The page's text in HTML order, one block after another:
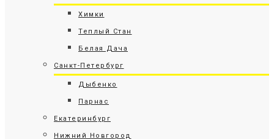
Химки
Теплый Стан
Белая Дача
Санкт-Петербург
Дыбенко
Парнас
Екатеринбург
Нижний Новгород